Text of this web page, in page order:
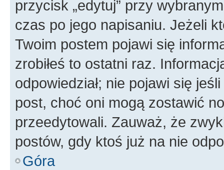
przycisk „edytuj” przy
czas po jego napisaniu. Jeżeli
Twoim postem pojawi się
zrobiłeś to ostatni raz.
odpowiedział; nie pojawi się
post, choć oni mogą zostawić
przeedytowali. Zauważ, że
postów, gdy ktoś już na nie
Góra